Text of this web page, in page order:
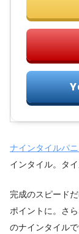
ナインタイルパ
インタイル。タ
完成のスピード
ポイントに。さ
のナインタイルで